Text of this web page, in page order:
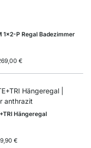
1x2-P Regal Badezimmer
€
Hängeregal
€